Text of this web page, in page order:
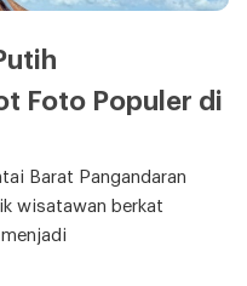
Foto Populer di
Barat Pangandaran
wisatawan berkat